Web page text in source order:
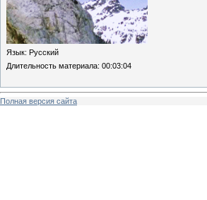
Язык: Русский
Длительность материала: 00:03:04
Полная версия сайта